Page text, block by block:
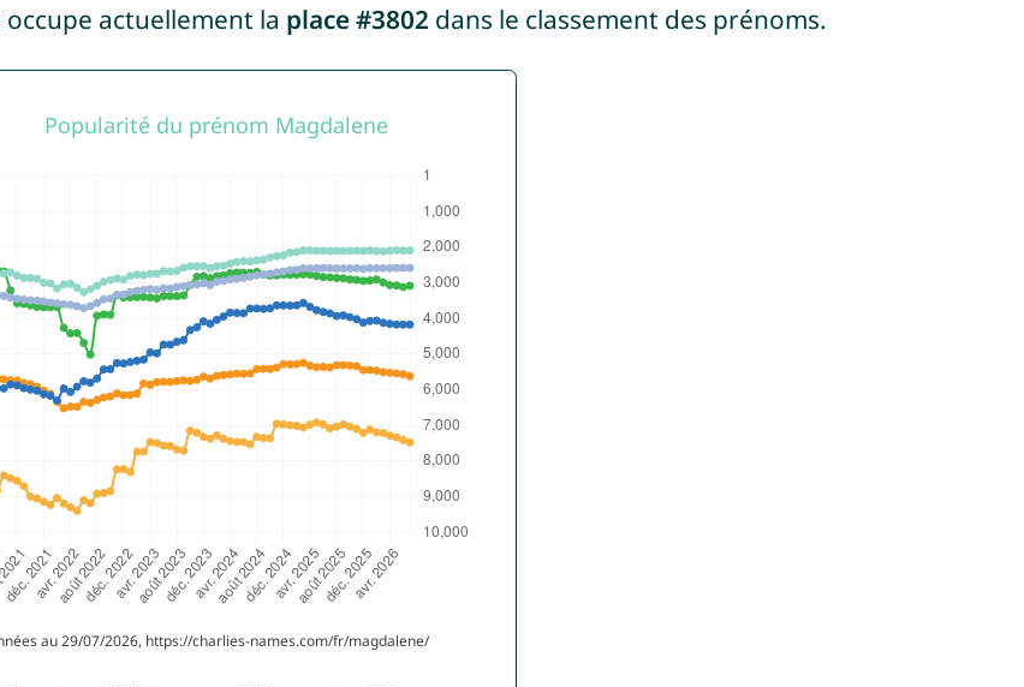
actuellement la place #3802 dans le classement des prénoms.